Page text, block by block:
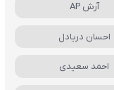
آرش AP
احسان دریادل
احمد سعیدی